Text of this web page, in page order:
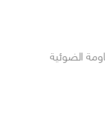
الضوئية